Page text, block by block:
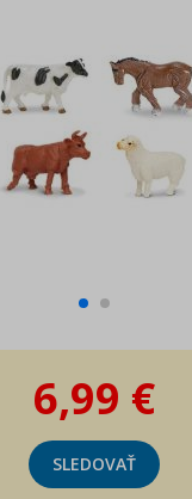
6,99 €
SLEDOVAŤ